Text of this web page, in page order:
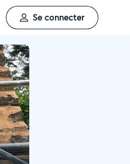
Se connecter